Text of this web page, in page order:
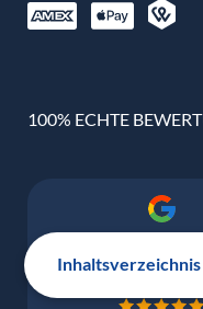
Inhaltsverzeichnis
100% ECHTE
4.9